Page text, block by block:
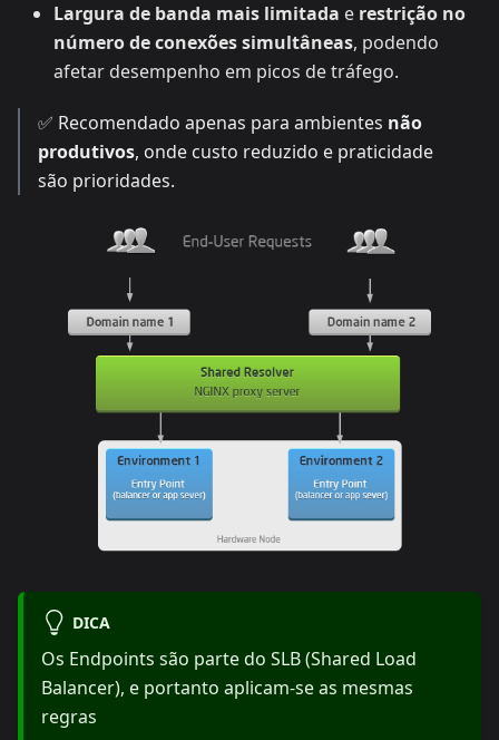
Largura de banda mais limitada e restrição no
número de conexões simultâneas, podendo
afetar desempenho em picos de tráfego.
✅ Recomendado apenas para ambientes não
produtivos, onde custo reduzido e praticidade
são prioridades.
DICA
Os Endpoints são parte do SLB (Shared Load
Balancer), e portanto aplicam-se as mesmas
regras